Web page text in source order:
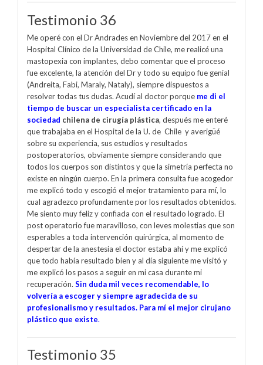
Testimonio 36
Me operé con el Dr Andrades en Noviembre del 2017 en el
Hospital Clínico de la Universidad de Chile, me realicé una
mastopexia con implantes, debo comentar que el proceso
fue excelente, la atención del Dr y todo su equipo fue genial
(Andreita, Fabi, Maraly, Nataly), siempre dispuestos a
resolver todas tus dudas. Acudí al doctor porque me di el
tiempo de buscar un especialista certificado en la
sociedad chilena de cirugía plástica, después me enteré
que trabajaba en el Hospital de la U. de Chile y averigüé
sobre su experiencia, sus estudios y resultados
postoperatorios, obviamente siempre considerando que
todos los cuerpos son distintos y que la simetría perfecta no
existe en ningún cuerpo. En la primera consulta fue acogedor
me explicó todo y escogió el mejor tratamiento para mí, lo
cual agradezco profundamente por los resultados obtenidos.
Me siento muy feliz y confiada con el resultado logrado. El
post operatorio fue maravilloso, con leves molestias que son
esperables a toda intervención quirúrgica, al momento de
despertar de la anestesia el doctor estaba ahí y me explicó
que todo había resultado bien y al día siguiente me visitó y
me explicó los pasos a seguir en mi casa durante mi
recuperación. Sin duda mil veces recomendable, lo
volvería a escoger y siempre agradecida de su
profesionalismo y resultados. Para mí el mejor cirujano
plástico que existe.
Testimonio 35